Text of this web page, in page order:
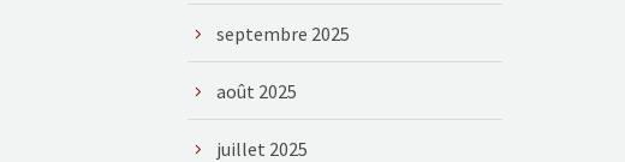
septembre 2025
août 2025
juillet 2025